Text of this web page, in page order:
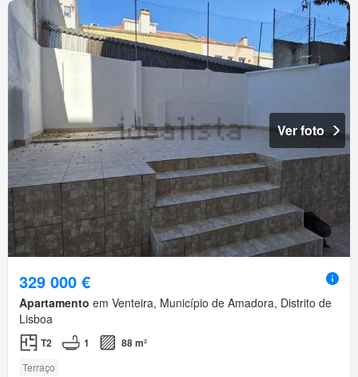
Ver foto
329 000 €
Apartamento em Venteira, Município de Amadora, Distrito de
Lisboa
T2 1 88 m²
Terraço